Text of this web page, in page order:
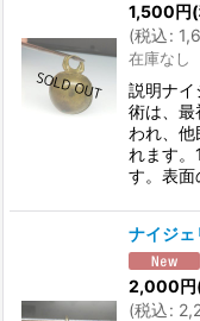
1,500円
(税込:
在庫なし
説明ナ
術は、最
われ、
れます。
す。表
ナイジェ
2,000円
(税込: